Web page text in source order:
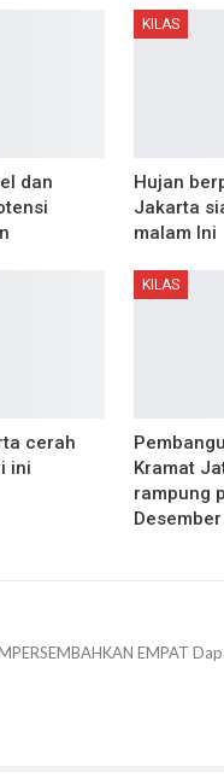
dan
KILAS
Hujan
Jakarta
malam Ini
cerah
ini
KILAS
Kramat
rampung
Desember
EMPAT